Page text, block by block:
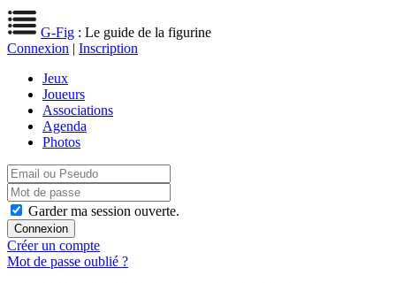
G-Fig : Le guide de la figurine
Connexion | Inscription
Jeux
Joueurs
Associations
Agenda
Photos
Garder ma session ouverte.
Créer un compte
Mot de passe oublié ?